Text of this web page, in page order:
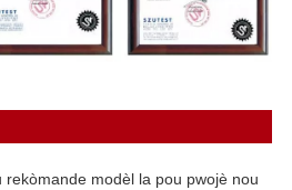
modèl la pou pwojè nou